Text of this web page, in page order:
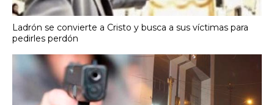
Ladrón se convierte a Cristo y busca a sus víctimas para
pedirles perdón